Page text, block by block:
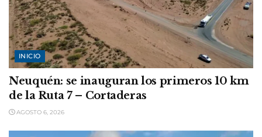
INICIO
Neuquén: se inauguran los primeros 10 km
de la Ruta 7 – Cortaderas
AGOSTO 6, 2026